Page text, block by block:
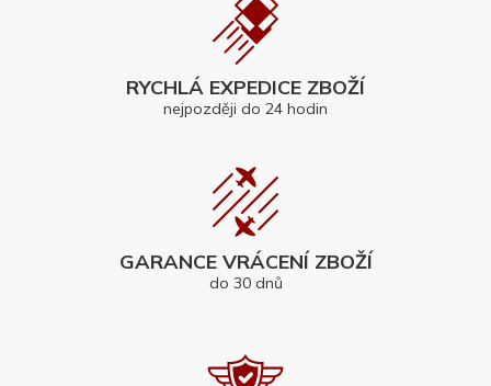
RYCHLÁ EXPEDICE ZBOŽÍ
nejpozději do 24 hodin
GARANCE VRÁCENÍ ZBOŽÍ
do 30 dnů